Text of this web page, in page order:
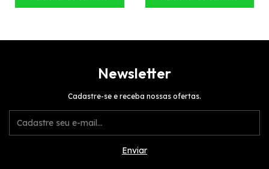
Newsletter
Cadastre-se e receba nossas ofertas.